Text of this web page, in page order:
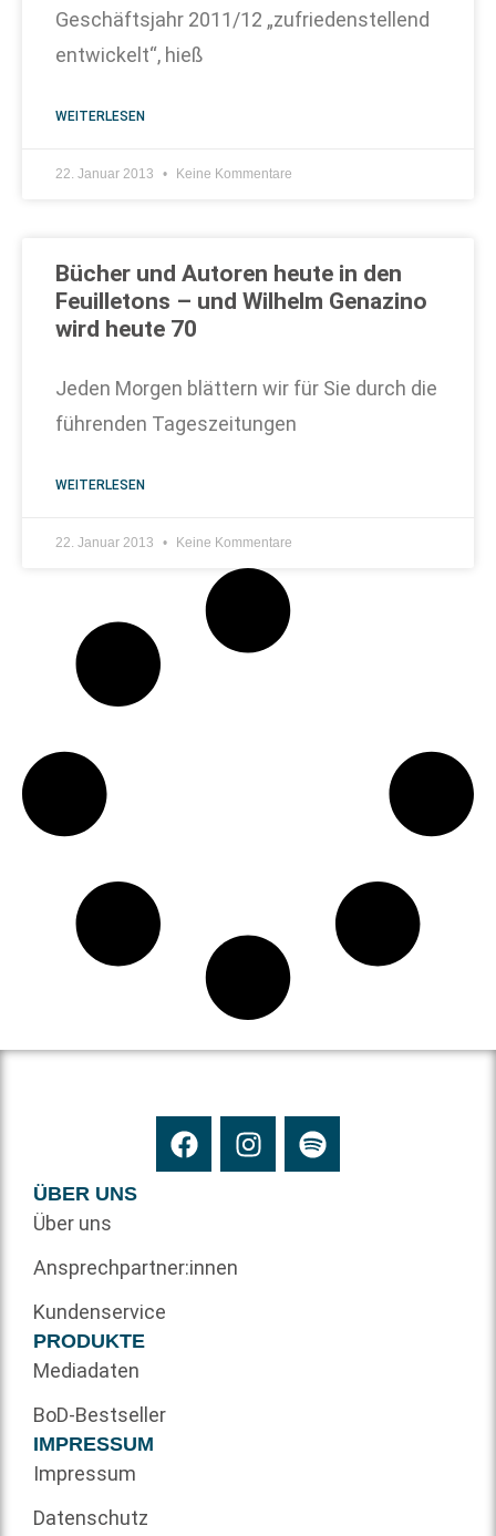
Geschäftsjahr 2011/12 „zufriedenstellend
entwickelt“, hieß
WEITERLESEN
22. Januar 2013 Keine Kommentare
Bücher und Autoren heute in den
Feuilletons – und Wilhelm Genazino
wird heute 70
Jeden Morgen blättern wir für Sie durch die
führenden Tageszeitungen
WEITERLESEN
22. Januar 2013 Keine Kommentare
ÜBER UNS
Über uns
Ansprechpartner:innen
Kundenservice
PRODUKTE
Mediadaten
BoD-Bestseller
IMPRESSUM
Impressum
Datenschutz